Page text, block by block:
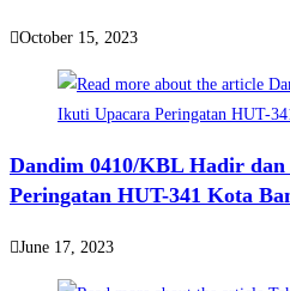
October 15, 2023
Dandim 0410/KBL Hadir
Peringatan HUT-341 Kota
June 17, 2023